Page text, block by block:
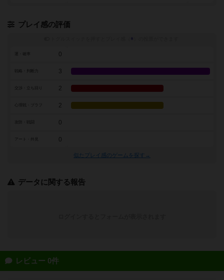
プレイ感の評価
※
0
戦略・判断力 3
2
2
0
アート・外見 0
似たプレイ感のゲームを探す→
データに関する報告
レビュー 0件